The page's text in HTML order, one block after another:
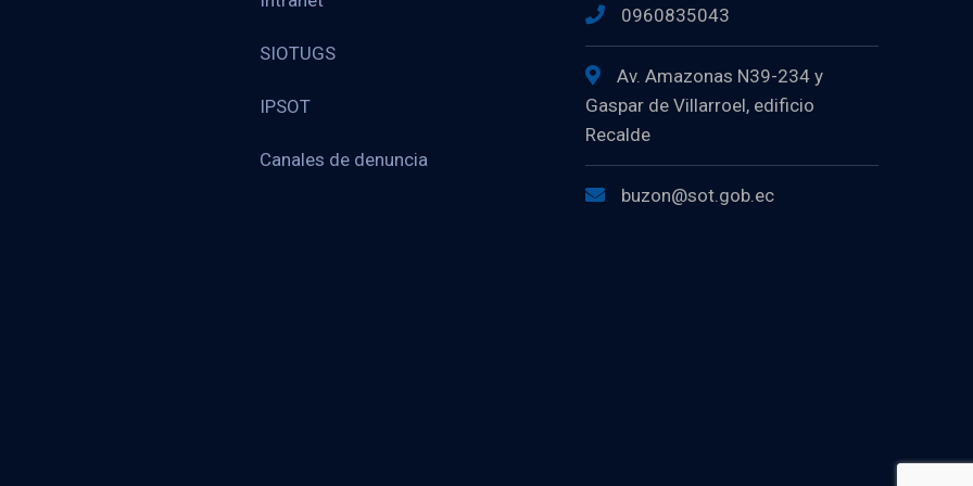
SIOTUGS
IPSOT
Canales de denuncia
0960835043
Av. Amazonas N39-234 y
Gaspar de Villarroel, edificio
Recalde
buzon@sot.gob.ec